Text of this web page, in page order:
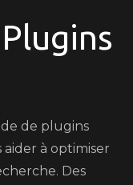
de plugins
à optimiser
Des